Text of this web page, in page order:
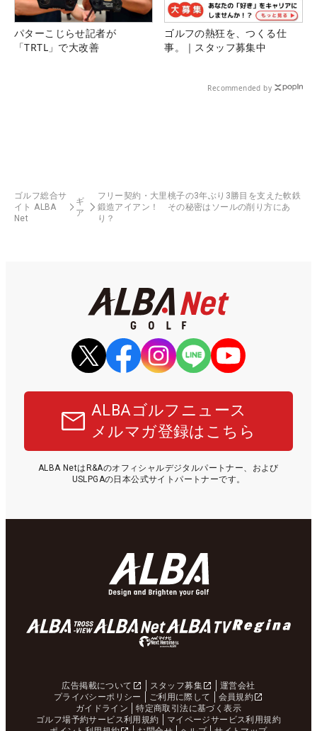
パターこじらせ記者が
「TRTL」で大改善
ゴルフの熱狂を、つくる仕
事。｜スタッフ募集中
Recommended by
ゴルフ総合サ
イト ALBA
Net
ギ
ア
フリー契約・大里桃子の3年ぶり3勝目を支えた軟鉄
鍛造アイアン！ その秘密はソールの削り方にあ
り？
ALBAゴルフニュース
メルマガ登録はこちら
ALBA NetはR&Aのオフィシャルデジタルパートナー、および
USLPGAの日本公式サイトパートナーです。
広告掲載について スタッフ募集
運営会社
プライバシーポリシー
ご利用に際して
会員規約
ガイドライン
特定商取引法に基づく表示
ゴルフ場予約サービス利用規約
マイページサービス利用規約